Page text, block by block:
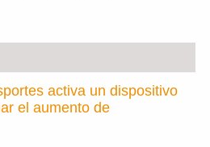
activa un dispositivo
el aumento de